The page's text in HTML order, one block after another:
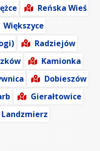
Reńska Wieś
Większyce
Radziejów
Kamionka
Dobieszów
Gierałtowice
Landzmierz